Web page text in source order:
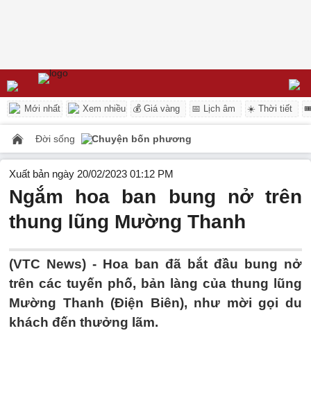
Mới nhất Xem nhiều 💰 Giá vàng 📅 Lịch âm ☀️ Thời tiết
Đời sống Chuyện bốn phương
Xuất bản ngày 20/02/2023 01:12 PM
Ngắm hoa ban bung nở trên
thung lũng Mường Thanh
(VTC News) - Hoa ban đã bắt đầu bung nở
trên các tuyến phố, bản làng của thung lũng
Mường Thanh (Điện Biên), như mời gọi du
khách đến thưởng lãm.